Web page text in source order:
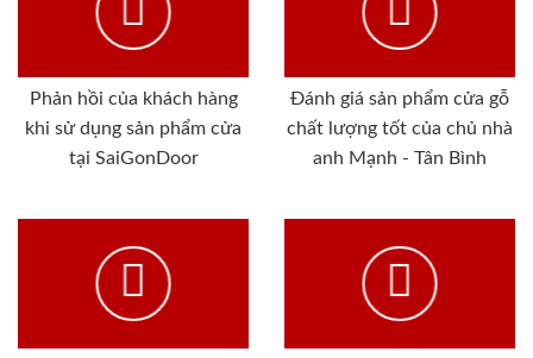
Phản hồi của khách hàng
khi sử dụng sản phẩm cửa
tại SaiGonDoor
Đánh giá sản phẩm cửa gỗ
chất lượng tốt của chủ nhà
anh Mạnh - Tân Bình